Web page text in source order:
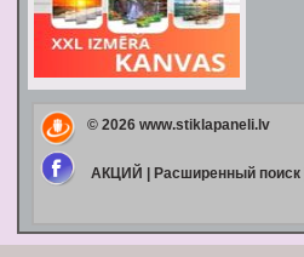
© 2026 www.stiklapaneli.lv
АКЦИЙ Расширенный поиск|